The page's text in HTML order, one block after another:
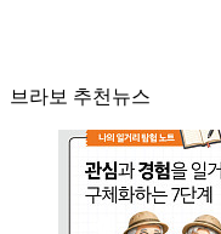
브라보 추천뉴스